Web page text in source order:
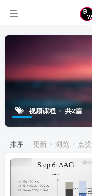
视频课程 共2篇
排序 更新 浏览 点赞